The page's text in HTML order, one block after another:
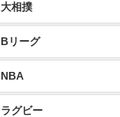
大相撲
Bリーグ
NBA
ラグビー